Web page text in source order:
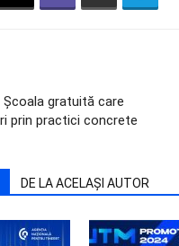
gratuită care
prin practici concrete
DE LA ACELAȘI AUTOR